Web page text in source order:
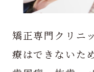
矯正専門クリニ
療はできないた